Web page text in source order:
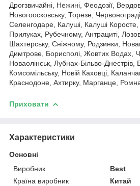
Дрогзвичайні, Нежині, Феодозії,
Новогоосковську, Торезе,
Селенгодаре, Калуші, Калуші Коросте,
Прилуках, Рубечному, Антрациті,
Шахтерську, Сніжному, Родзинки,
Димтрове, Борисполі, Жовтих Водах,
Новаолінськ, Лубнах-Більво-Днестрів,
Комсомільську, Новій Каховці,
Краснодоне, Ахтирку, Марганце,
Приховати
Характеристики
Основні
Виробник
Best
Країна виробник
Китай